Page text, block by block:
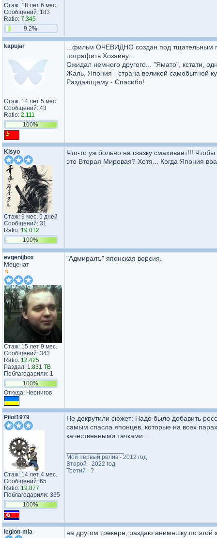
Стаж: 18 лет 6 мес.
Сообщений: 183
Ratio: 7.345
9.2%
kapujar
Стаж: 14 лет 5 мес.
Сообщений: 43
Ratio: 2.111
100%
...фильм ОЧЕВИДНО создан под тщательным
потрафить Хозяину...
Ожидал немного другого... "Ямато", кстати,
Жаль, Япония - страна великой самобытной
Раздающему - Спасибо!
Kisyo
Стаж: 9 мес. 5 дней
Сообщений: 31
Ratio: 19.012
100%
Что-то уж больно на сказку смахивает!!!
это Вторая Мировая? Хотя... Когда Япония
evgenijbox
Меценат
Стаж: 15 лет 9 мес.
Сообщений: 343
Ratio: 12.425
Раздал: 1.831 TB
Поблагодарили: 1
100%
Откуда: Чернигов
"Адмиралъ" японская версия.
Pilot1979
Стаж: 14 лет 4 мес.
Сообщений: 65
Ratio: 19.877
Поблагодарили: 335
100%
Не докрутили сюжет: Надо было добавить
самым спасла японцев, которые на всех
качественными тачками...
Мой первый релиз - 2012 год
Второй - 2022 год
Третий - ?
legion-mia на другом трекере, раздаю анимешку по этой